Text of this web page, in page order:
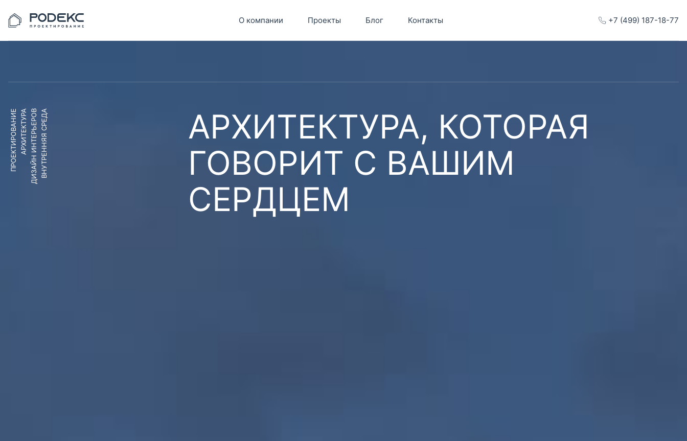
О компании Проекты Блог Контакты +7 (499) 187-18-77
ПРОЕКТИРОВАНИЕАРХИТЕКТУРАДИЗАЙН ИНТЕРЬЕРОВВНУТРЕННЯЯ СРЕДА
АРХИТЕКТУРА, КОТОРАЯ
ГОВОРИТ С ВАШИМ
СЕРДЦЕМ